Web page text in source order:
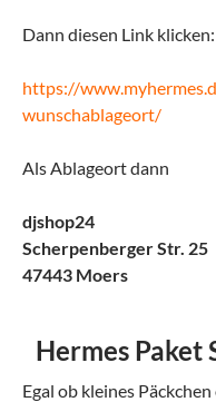
Dann diesen Link klicken:
https://
wunschablageort/
Als Ablageort dann
djshop24
Scherpenberger Str. 25
47443 Moers
Hermes Paket
Egal ob kleines